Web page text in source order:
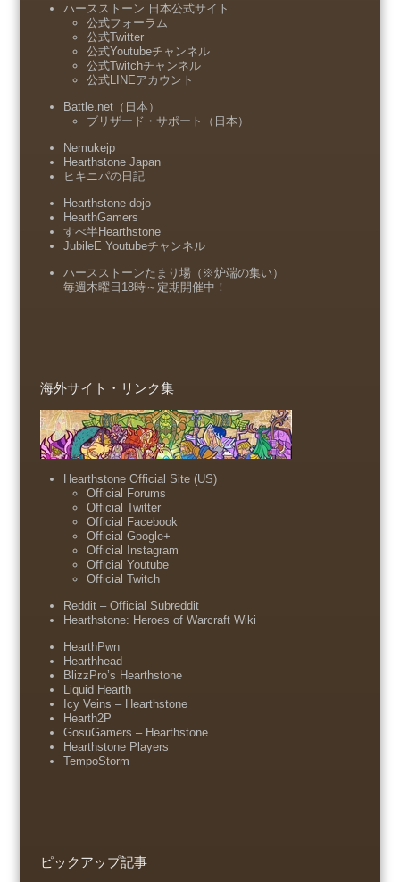
ハースストーン 日本公式サイト
公式フォーラム
公式Twitter
公式Youtubeチャンネル
公式Twitchチャンネル
公式LINEアカウント
Battle.net（日本）
ブリザード・サポート（日本）
Nemukejp
Hearthstone Japan
ヒキニパの日記
Hearthstone dojo
HearthGamers
すべ半Hearthstone
JubileE Youtubeチャンネル
ハースストーンたまり場（※炉端の集い）
毎週木曜日18時～定期開催中！
海外サイト・リンク集
Hearthstone Official Site (US)
Official Forums
Official Twitter
Official Facebook
Official Google+
Official Instagram
Official Youtube
Official Twitch
Reddit – Official Subreddit
Hearthstone: Heroes of Warcraft Wiki
HearthPwn
Hearthhead
BlizzPro’s Hearthstone
Liquid Hearth
Icy Veins – Hearthstone
Hearth2P
GosuGamers – Hearthstone
Hearthstone Players
TempoStorm
ピックアップ記事